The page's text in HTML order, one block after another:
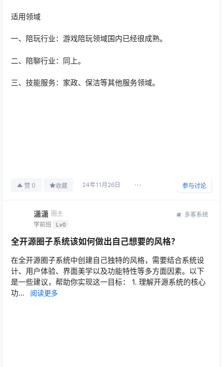
适用领域
一、陪玩行业：游戏陪玩领域国内已经很成熟。
二、陪聊行业：同上。
三、技能服务：家政、保洁等其他服务领域。
赞 0 收藏 24年11月26日 参与讨论
潇潇 圈主
学前班 Lv0
多客系统
全开源圈子系统该如何做出自己想要的风格？
在全开源圈子系统中创建自己独特的风格，需要结合系统设
计、用户体验、界面美学以及功能特性等多方面因素。以下
是一些建议，帮助你实现这一目标： 1. 理解开源系统的核心
功...
阅读更多